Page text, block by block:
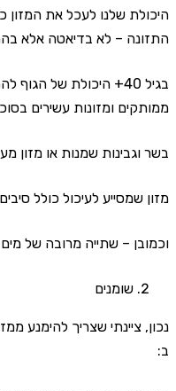
היכולת שלנו לעכל את המזון
התזונה – לא בדיאטה אלא
בגיל 40+ היכולת של
ממותקים ומזונות עשירים
בשר וגבינות שמנות או מזון
מזון שמסייע לעיכול כולל
וכמובן – שתייה מרובה של
שומנים
נכון, ציינתי שצריך להימנע
ב: